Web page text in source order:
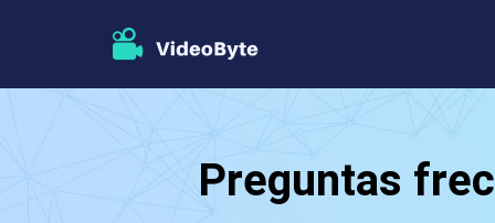
Preguntas